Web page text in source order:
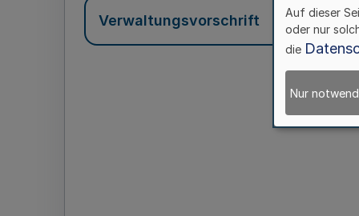
Verwaltungsvorschrift
Auf dieser
oder nur
die
Nur